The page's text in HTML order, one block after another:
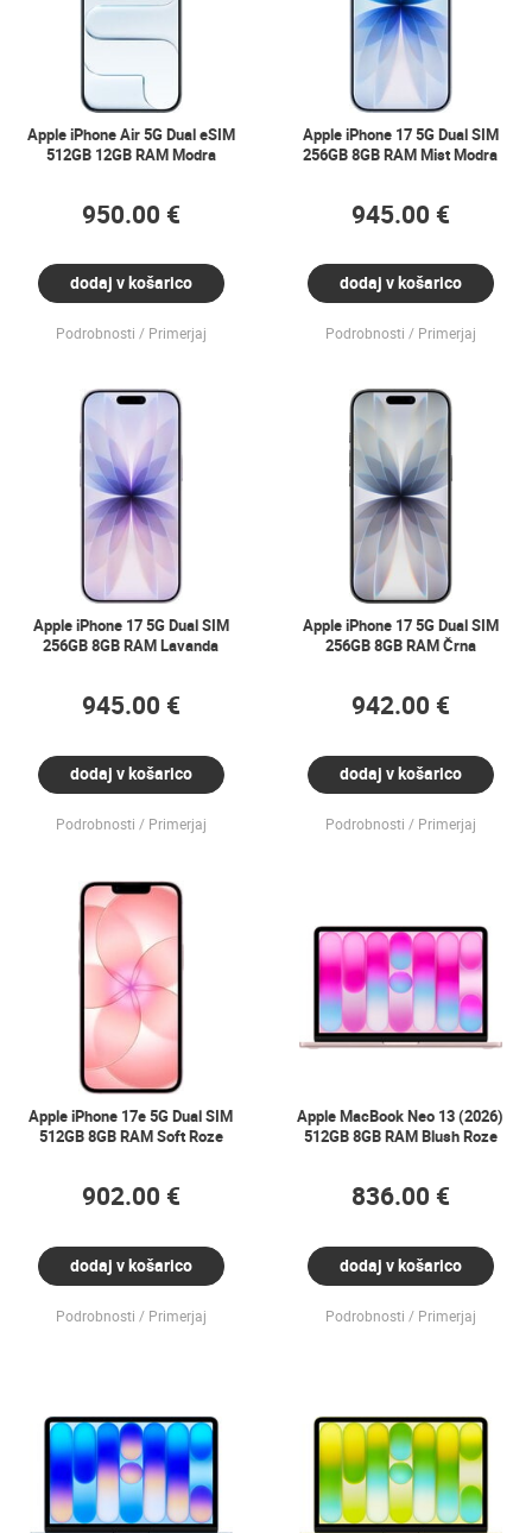
Apple iPhone Air 5G Dual eSIM
512GB 12GB RAM Modra
950.00 €
dodaj v košarico
Podrobnosti Primerjaj
Apple iPhone 17 5G Dual SIM
256GB 8GB RAM Mist Modra
945.00 €
dodaj v košarico
Podrobnosti Primerjaj
Apple iPhone 17 5G Dual SIM
256GB 8GB RAM Lavanda
945.00 €
dodaj v košarico
Podrobnosti Primerjaj
Apple iPhone 17 5G Dual SIM
256GB 8GB RAM Črna
942.00 €
dodaj v košarico
Podrobnosti Primerjaj
Apple iPhone 17e 5G Dual SIM
512GB 8GB RAM Soft Roze
902.00 €
dodaj v košarico
Podrobnosti Primerjaj
Apple MacBook Neo 13 (2026)
512GB 8GB RAM Blush Roze
836.00 €
dodaj v košarico
Podrobnosti Primerjaj